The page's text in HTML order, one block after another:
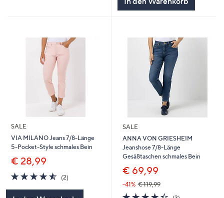
SALE
VIA MILANO Jeans 7/8-Länge
5-Pocket-Style schmales Bein
€ 28,99
4.5
von
5
(2)
SALE
ANNA VON GRIESHEIM
Jeanshose 7/8-Länge
Gesäßtaschen schmales Bein
€ 69,99
-41% € 119,99
4.3